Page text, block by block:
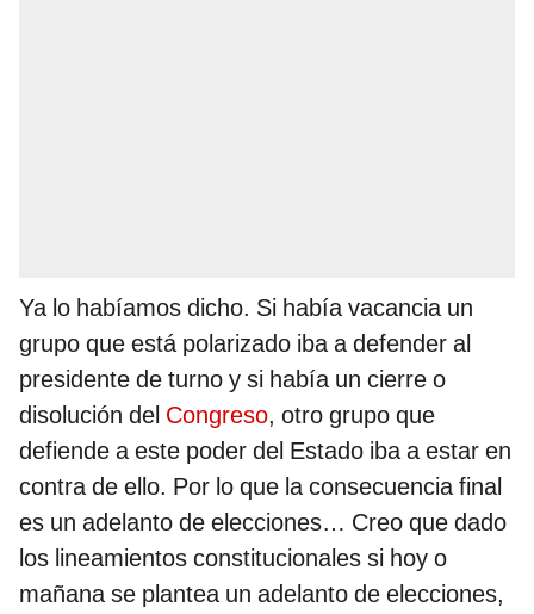
Ya lo habíamos dicho. Si había vacancia un
grupo que está polarizado iba a defender al
presidente de turno y si había un cierre o
disolución del Congreso, otro grupo que
defiende a este poder del Estado iba a estar en
contra de ello. Por lo que la consecuencia final
es un adelanto de elecciones… Creo que dado
los lineamientos constitucionales si hoy o
mañana se plantea un adelanto de elecciones,